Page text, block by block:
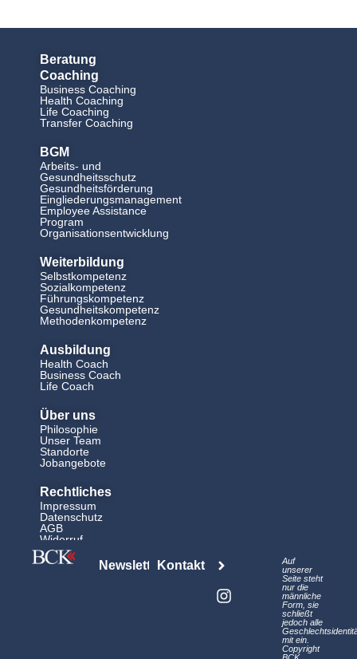
Beratung
Coaching
Business Coaching
Health Coaching
Life Coaching
Transfer Coaching
BGM
Arbeits- und
Gesundheitsschutz
Gesundheitsförderung
Eingliederungsmanagement
Employee Assistance
Program
Organisationsentwicklung
Weiterbildung
Selbstkompetenz
Sozialkompetenz
Führungskompetenz
Gesundheitskompetenz
Methodenkompetenz
Ausbildung
Health Coach
Business Coach
Life Coach
Über uns
Philosophie
Unser Team
Standorte
Jobangebote
Rechtliches
Impressum
Datenschutz
AGB
Widerruf
NewsletterKontakt
i
n
k
n
s
t
Auf
unserer
Seite steht
nur die
männliche
Form, sie
schließt
jedoch alle
mit ein.
Copyright